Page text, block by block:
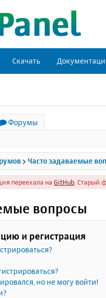
Скачать
Форумы
Часто задаваемые
переехала на GitHub . Старый
вопросы
и регистрация
но не могу войти!